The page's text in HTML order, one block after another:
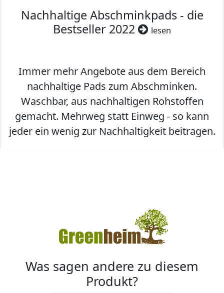
Nachhaltige Abschminkpads - die
Bestseller 2022
lesen
Immer mehr Angebote aus dem Bereich
nachhaltige Pads zum Abschminken.
Waschbar, aus nachhaltigen Rohstoffen
gemacht. Mehrweg statt Einweg - so kann
jeder ein wenig zur Nachhaltigkeit beitragen.
Was sagen andere zu diesem
Produkt?